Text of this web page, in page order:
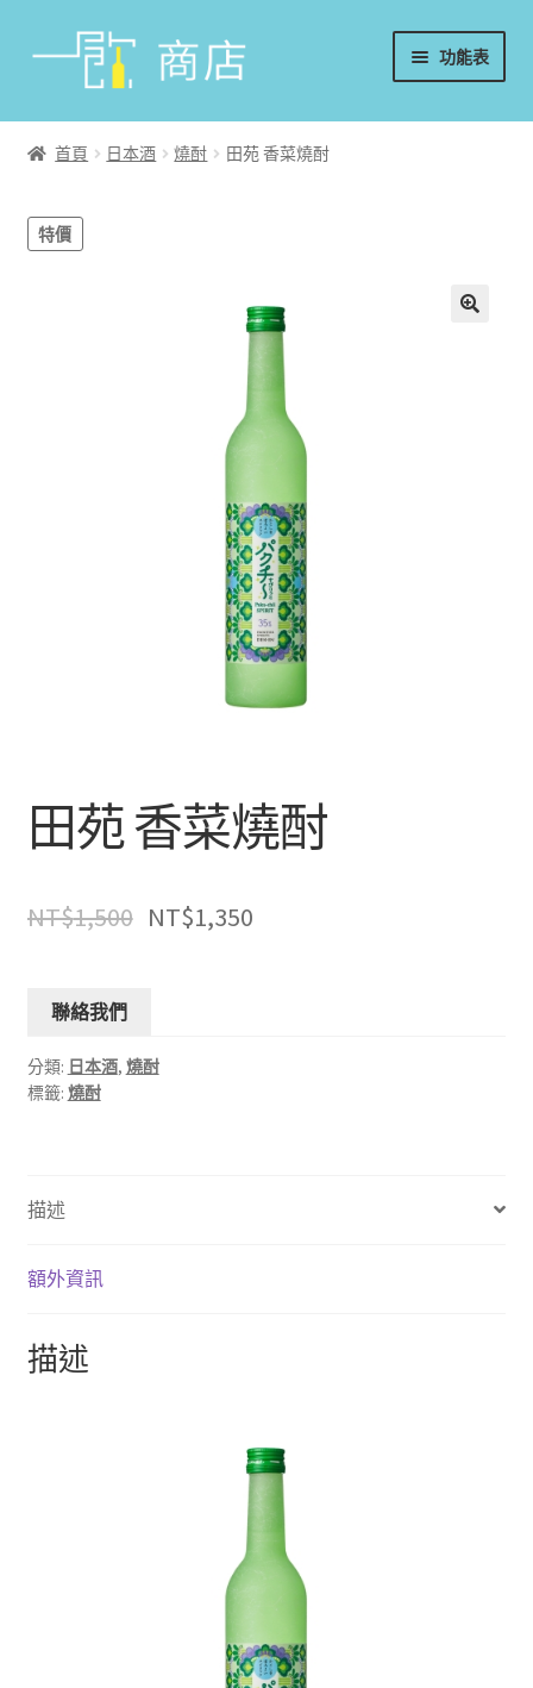
功能表
首頁
香檳/氣泡酒
首頁 日本酒 燒酎 田苑 香菜燒酎
特價
田苑 香菜燒酎
NT$1,500 NT$1,350
聯絡我們
分類: 日本酒, 燒酎
標籤: 燒酎
描述
額外資訊
描述